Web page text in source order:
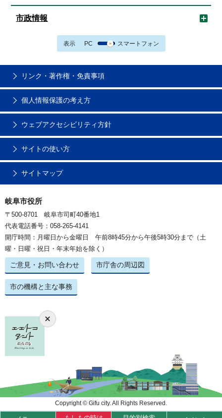
市政情報
表示 PC スマートフォン
リンク・著作権・免責事項
個人情報保護の考え方
ウェブアクセシビリティ方針
サイトの使い方
サイトマップ
岐阜市役所
〒500-8701 岐阜市司町40番地1
代表電話番号：058-265-4141
開庁時間：月曜日から金曜日 午前8時45分から午後5時30分まで（土
曜・日曜・祝日・年末年始を除く）
ご意見・お問い合わせ 市庁舎の周辺図
市の機構と主な事務
Copyright © Gifu city. All Rights Reserved.